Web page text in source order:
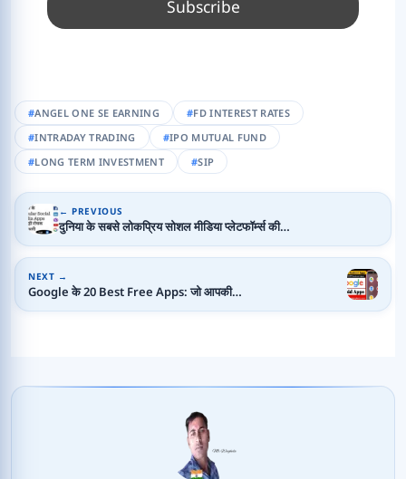
ANGEL ONE SE EARNING
FD INTEREST RATES
INTRADAY TRADING
IPO MUTUAL FUND
LONG TERM INVESTMENT
SIP
← PREVIOUS
दुनिया के सबसे लोकप्रिय सोशल मीडिया प्लेटफॉर्म्स की…
NEXT →
Google के 20 Best Free Apps: जो आपकी…